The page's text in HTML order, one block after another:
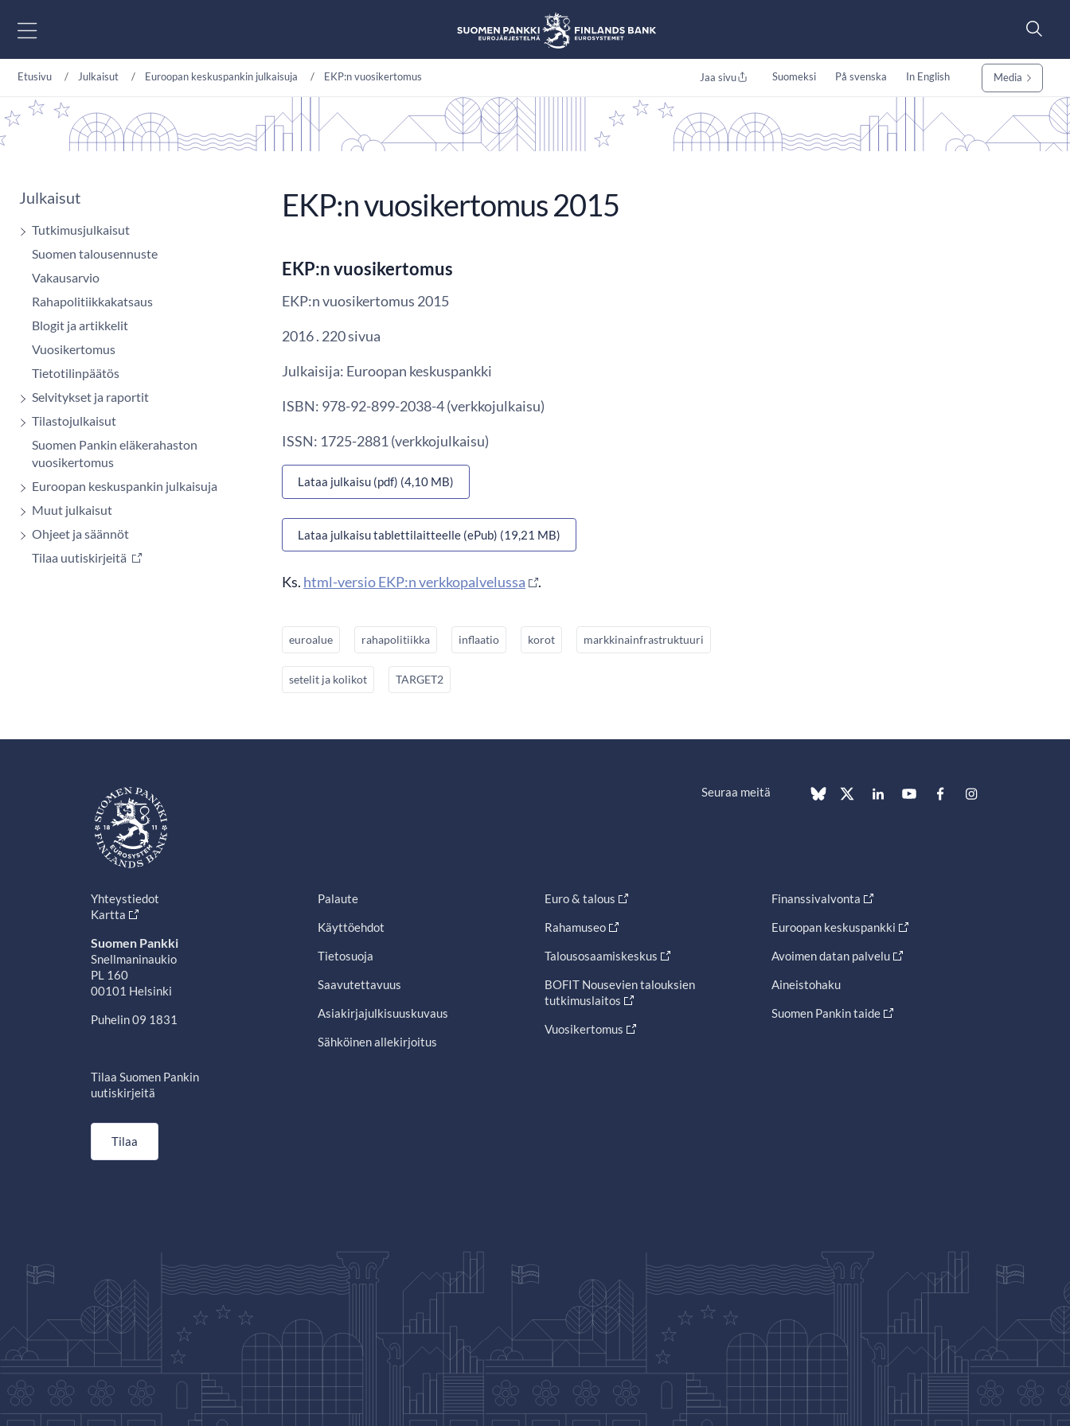
Etusivu Julkaisut Euroopan keskuspankin julkaisuja EKP:n vuosikertomus Jaa sivu Suomeksi På svenska In English Media
Julkaisut
Tutkimusjulkaisut
Suomen talousennuste
Vakausarvio
Rahapolitiikkakatsaus
Blogit ja artikkelit
Vuosikertomus
Tietotilinpäätös
Selvitykset ja raportit
Tilastojulkaisut
Suomen Pankin eläkerahaston
vuosikertomus
Euroopan keskuspankin julkaisuja
Muut julkaisut
Ohjeet ja säännöt
Tilaa uutiskirjeitä
EKP:n vuosikertomus 2015
EKP:n vuosikertomus
EKP:n vuosikertomus 2015
2016 . 220 sivua
Julkaisija: Euroopan keskuspankki
ISBN: 978-92-899-2038-4 (verkkojulkaisu)
ISSN: 1725-2881 (verkkojulkaisu)
Lataa julkaisu (pdf) (4,10 MB)
Lataa julkaisu tablettilaitteelle (ePub) (19,21 MB)
Ks. html-versio EKP:n verkkopalvelussa .
euroalue rahapolitiikka inflaatio korot markkinainfrastruktuuri
setelit ja kolikot TARGET2
Seuraa meitä
Yhteystiedot
Kartta
Suomen Pankki
Snellmaninaukio
PL 160
00101 Helsinki
Puhelin 09 1831
Tilaa Suomen Pankin
uutiskirjeitä
Tilaa
Palaute
Käyttöehdot
Tietosuoja
Saavutettavuus
Asiakirjajulkisuuskuvaus
Sähköinen allekirjoitus
Euro & talous
Rahamuseo
Talousosaamiskeskus
BOFIT Nousevien talouksien
tutkimuslaitos
Vuosikertomus
Finanssivalvonta
Euroopan keskuspankki
Avoimen datan palvelu
Aineistohaku
Suomen Pankin taide